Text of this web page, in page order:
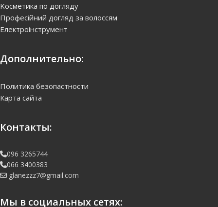
Kосметика по догляду
Професійний догляд за волоссям
Електроінструмент
Дополнительно:
Политика безопастности
Карта сайта
Контакты:
096 3265744
066 3400383
glanezzz7@gmail.com
Мы в социальных сетях: